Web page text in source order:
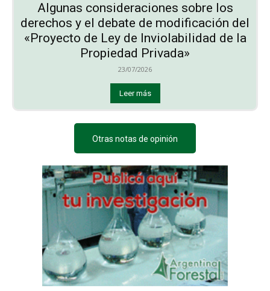
Algunas consideraciones sobre los
derechos y el debate de modificación del
«Proyecto de Ley de Inviolabilidad de la
Propiedad Privada»
23/07/2026
Leer más
Otras notas de opinión